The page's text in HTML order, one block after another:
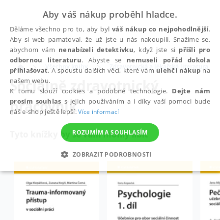
Všechny knihy Zdravotnická a lékařská literatura
Sociálně zdravotnický
pracovník
Tyto knížky by se vám mohly líbit
Aby váš nákup proběhl hladce.
Děláme všechno pro to, aby bylváš nákup co nejpohodlnější.
Aby si web pamatoval, že už jste u nás nakoupili. Snažíme se,
abychom vám nenabízeli detektivku, když jste si přišli pro
odbornou literaturu. Abyste se nemuseli pořád dokola
přihlašovat. A spoustu dalších věcí, které vám ulehčí nákup na
našem webu.
K tomu slouží cookies a podobné technologie. Dejte nám
prosím souhlas s jejich používáním a i díky vaší pomoci bude
náš e-shop ještě lepší.Více informací
ROZUMÍM A SOUHLASÍM
ZOBRAZIT PODROBNOSTI
NEZBYTNÉ ANALYTICKÉ MARKETINGOVÉ
FUNKČNÍ NEZAŘAZENÉ SOUBORY